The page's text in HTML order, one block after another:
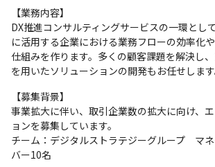
【業務内容】
DX推進コンサルティングサービスの一環とし
に活用する企業における業務フローの効率化
仕組みを作ります。多くの顧客課題を解決し
を用いたソリューションの開発もお任せします
【募集背景】
事業拡大に伴い、取引企業数の拡大に向け、
ョンを募集しています。
チーム：デジタルストラテジーグループ　マ
バー10名